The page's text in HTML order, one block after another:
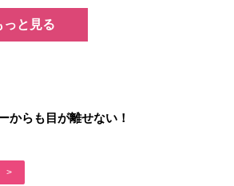
と見る
からも目が離せない！
>